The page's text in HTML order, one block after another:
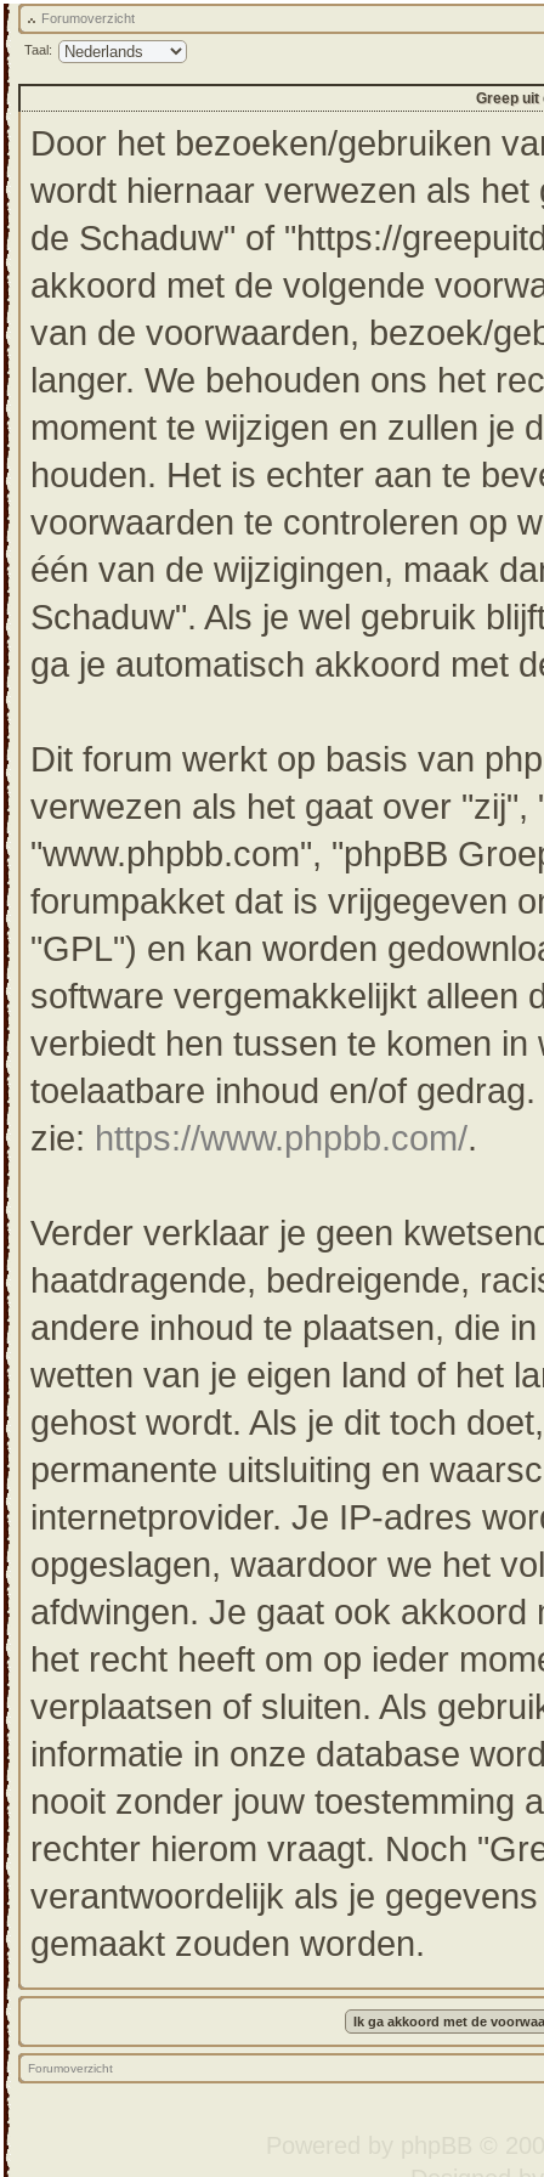
Forumoverzicht
Taal:
Greep uit
Door het bezoeken/gebruiken
wordt hiernaar verwezen als
de Schaduw" of "https://
akkoord met de volgende
van de voorwaarden, bezoek/
langer. We behouden ons het
moment te wijzigen en zullen je
houden. Het is echter aan te
voorwaarden te controleren op
één van de wijzigingen, maak
Schaduw". Als je wel gebruik
ga je automatisch akkoord met
Dit forum werkt op basis van
verwezen als het gaat over
"www.phpbb.com", "phpBB
forumpakket dat is vrijgegeven
"GPL") en kan worden
software vergemakkelijkt alleen
verbiedt hen tussen te komen
toelaatbare inhoud en/of
zie: https://www.phpbb.com/.
Verder verklaar je geen
haatdragende, bedreigende,
andere inhoud te plaatsen, die
wetten van je eigen land of het
gehost wordt. Als je dit toch
permanente uitsluiting en
internetprovider. Je IP-adres
opgeslagen, waardoor we het
afdwingen. Je gaat ook
het recht heeft om op ieder
verplaatsen of sluiten. Als
informatie in onze database
nooit zonder jouw toestemming
rechter hierom vraagt. Noch
verantwoordelijk als je
gemaakt zouden worden.
Forumoverzicht